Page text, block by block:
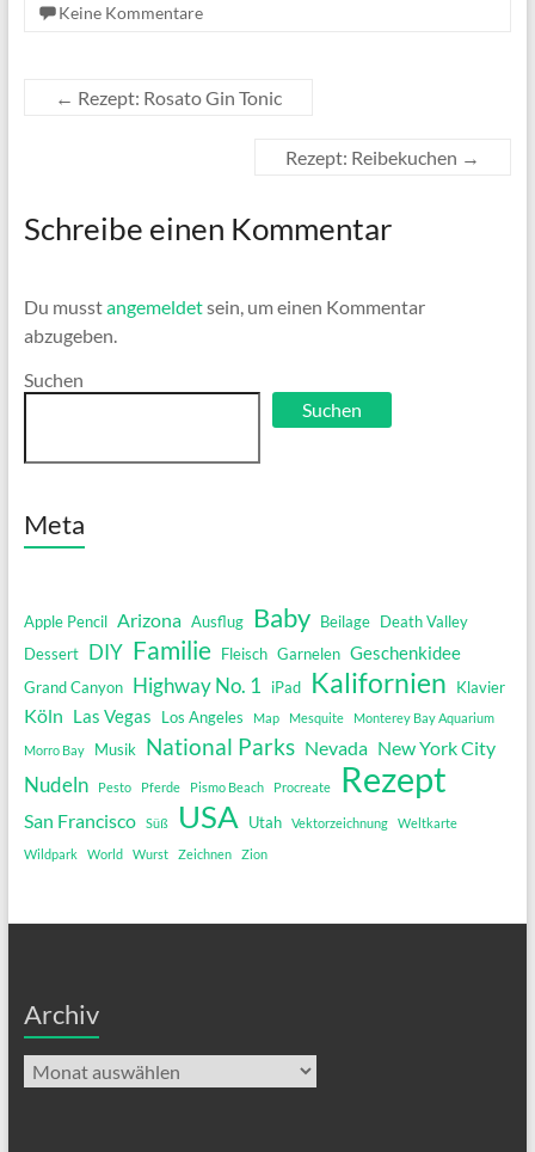
Keine Kommentare
← Rezept: Rosato Gin Tonic
Rezept: Reibekuchen →
Schreibe einen Kommentar
Du musstangemeldetsein, um einen Kommentar
abzugeben.
Suchen
Suchen
Meta
Apple Pencil Arizona Ausflug Baby Beilage Death Valley
Dessert DIY Familie Fleisch Garnelen Geschenkidee
Grand Canyon Highway No. 1 iPad Kalifornien Klavier
Köln Las Vegas Los Angeles Map Mesquite Monterey Bay Aquarium
Morro Bay Musik National Parks Nevada New York City
Nudeln Pesto Pferde Pismo Beach Procreate Rezept
San Francisco Süß USA Utah Vektorzeichnung
Weltkarte
Wildpark
World Wurst Zeichnen Zion
Archiv
Archiv